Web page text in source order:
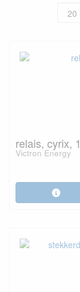
relais, cyrix,
Victron Energy